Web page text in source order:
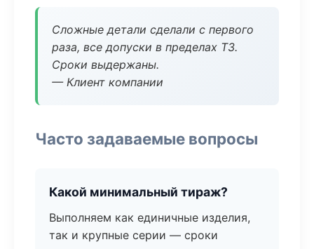
Сложные детали сделали с первого
раза, все допуски в пределах ТЗ.
Сроки выдержаны.
— Клиент компании
Часто задаваемые вопросы
Какой минимальный тираж?
Выполняем как единичные изделия,
так и крупные серии — сроки